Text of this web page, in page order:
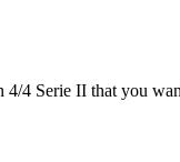
4/4 Serie II that you